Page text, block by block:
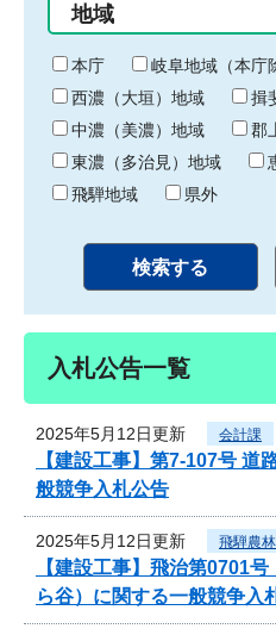
り
終
わ
り
地域
本庁
岐阜地域（本庁
西濃（大垣）地域
揖
中濃（美濃）地域
郡
東濃（多治見）地域
飛騨地域
県外
入札公告一覧
2025年5月12日更新 会計課
【建設工事】第7-107号 道
般競争入札公告
2025年5月12日更新 飛騨農
【建設工事】飛治第
ら谷）に関する一般競争入